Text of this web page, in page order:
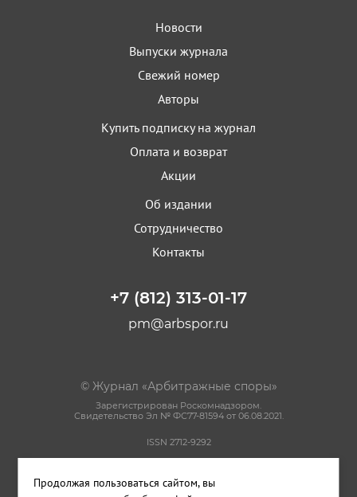
Новости
Выпуски журнала
Свежий номер
Авторы
Купить подписку на журнал
Оплата и возврат
Акции
Об издании
Сотрудничество
Контакты
+7 (812) 313-01-17
pm@arbspor.ru
© Журнал «Арбитражные споры»
Зарегистрирован Роскомнадзором.
Свидетельство Эл № ФС77-81594 от 06.08.2021.
ISSN 2712-9292
Пользовательское соглашение
Продолжая пользоваться сайтом, вы